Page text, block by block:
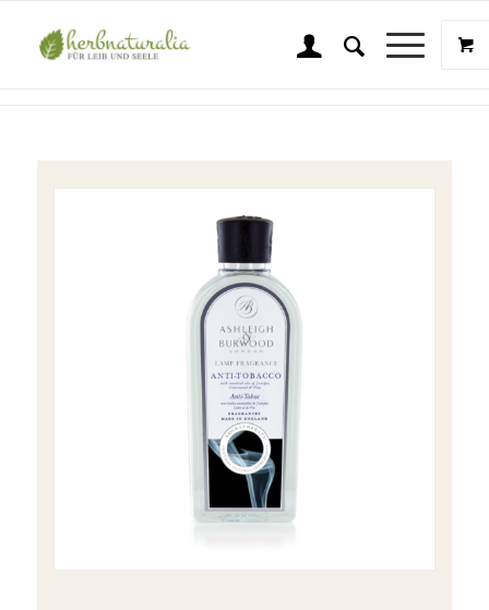
Shop
Sie sind hier: Startseite Wellness & Beauty
Ashleigh & Burwood